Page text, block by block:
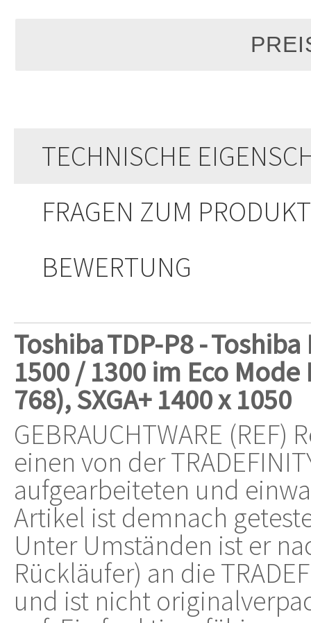
TECHNISCHE
FRAGEN ZUM PRODUKT
BEWERTUNG
ToshibaTDP-P8 -Toshiba
1500 / 1300 im Eco Mode
768), SXGA+ 1400 x 1050
GEBRAUCHTWARE
einen von der
aufgearbeiteten und
Artikel ist demnach
Unter Umständen ist er
Rückläufer) an die
und ist nicht